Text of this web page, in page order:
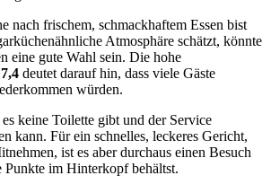
nach frischem, schmackhaftem Essen bist
Atmosphäre schätzt, könnte
eine gute Wahl sein. Die hohe
7,4 deutet darauf hin, dass viele Gäste
würden.
keine Toilette gibt und der Service
kann. Für ein schnelles, leckeres Gericht,
ist es aber durchaus einen Besuch
Punkte im Hinterkopf behältst.